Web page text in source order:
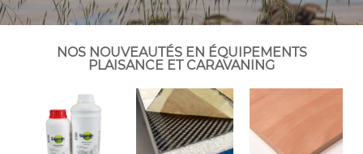
NOS NOUVEAUTÉS EN ÉQUIPEMENTS
PLAISANCE ET CARAVANING